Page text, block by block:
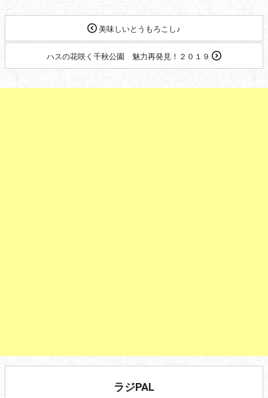
美味しいとうもろこし♪
ハスの花咲く千秋公園 魅力再発見！２０１９
ラジPAL